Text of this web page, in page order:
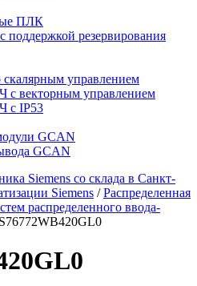
ПЛК
резервирования
управлением
с векторным управлением
с IP53
GCAN
GCAN
Siemens со склада в Санкт-
Siemens / Распределенная
распределенного ввода-